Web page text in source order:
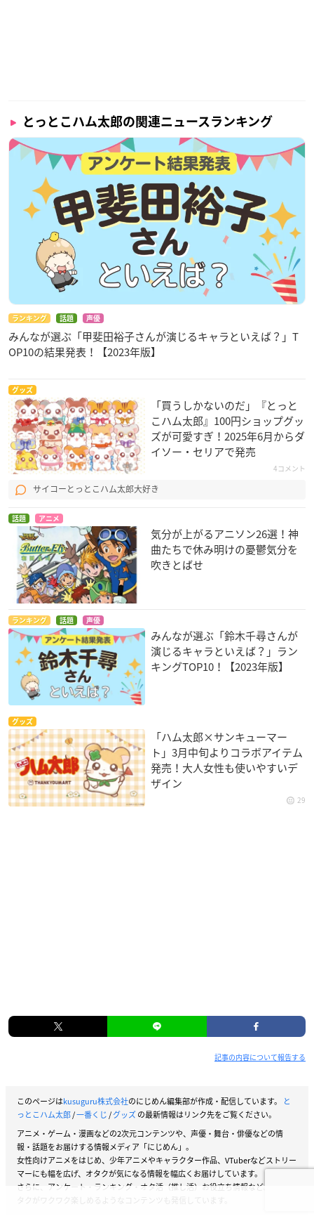
とっとこハム太郎の関連ニュースランキング
ランキング 話題 声優
みんなが選ぶ「甲斐田裕子さんが演じるキャラといえば？」T
OP10の結果発表！【2023年版】
グッズ
「買うしかないのだ」『とっと
こハム太郎』100円ショップグッ
ズが可愛すぎ！2025年6月からダ
イソー・セリアで発売
4コメント
サイコーとっとこハム太郎大好き
話題 アニメ
気分が上がるアニソン26選！神
曲たちで休み明けの憂鬱気分を
吹きとばせ
ランキング 話題 声優
みんなが選ぶ「鈴木千尋さんが
演じるキャラといえば？」ラン
キングTOP10！【2023年版】
グッズ
「ハム太郎×サンキューマー
ト」3月中旬よりコラボアイテム
発売！大人女性も使いやすいデ
ザイン
29
記事の内容について報告する
このページはkusuguru株式会社のにじめん編集部が作成・配信しています。
と
っとこハム太郎/一番くじ/グッズの最新情報はリンク先をご覧ください。
アニメ・ゲーム・漫画などの2次元コンテンツや、声優・舞台・俳優などの情
報・話題をお届けする情報メディア「にじめん」。
女性向けアニメをはじめ、少年アニメやキャラクター作品、VTuberなどストリー
マーにも幅を広げ、オタクが気になる情報を幅広くお届けしています。
さらに、アンケート・ランキング・オタ活（推し活）お役立ち情報など、女性オ
タクがワクワク楽しめるようなコンテンツも発信しています。